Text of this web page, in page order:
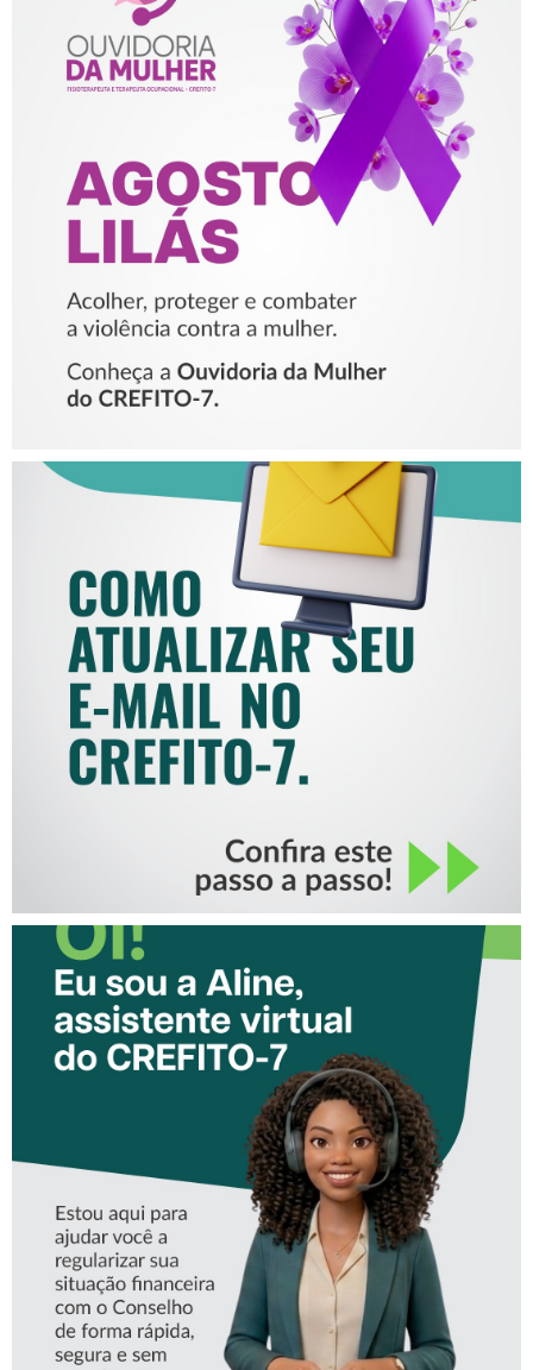
AGOSTO LILÁS – ACOLHER,
PROTEGER E COMBATER A
VIOLÊNCIA CONTRA A
MULHER
COMO ATUALIZAR SEU E-
MAIL NO CREFITO-7
CONHEÇA A ‘ALINE’,
ASSISTENTE VIRTUAL DO
CREFITO-7